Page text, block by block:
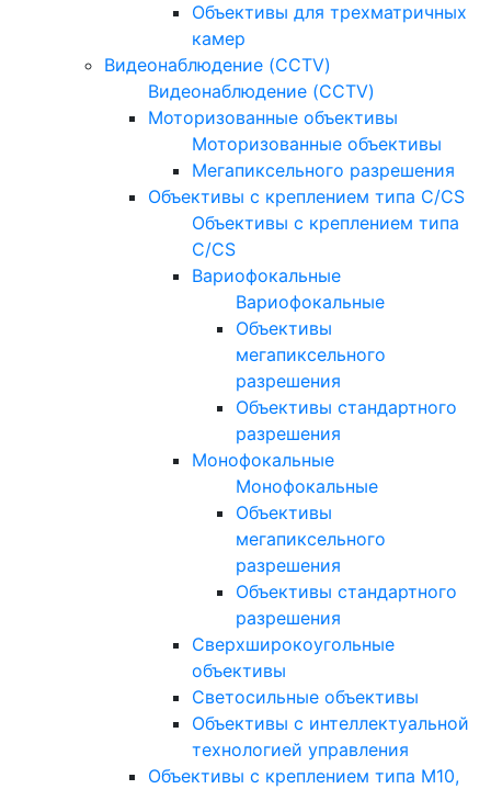
Объективы для трехматричных
камер
Видеонаблюдение (CCTV)
Видеонаблюдение (CCTV)
Моторизованные объективы
Моторизованные объективы
Мегапиксельного разрешения
Объективы с креплением типа C/CS
Объективы с креплением типа
C/CS
Вариофокальные
Вариофокальные
Объективы
мегапиксельного
разрешения
Объективы стандартного
разрешения
Монофокальные
Монофокальные
Объективы
мегапиксельного
разрешения
Объективы стандартного
разрешения
Сверхширокоугольные
объективы
Светосильные объективы
Объективы с интеллектуальной
технологией управления
Объективы с креплением типа M10,